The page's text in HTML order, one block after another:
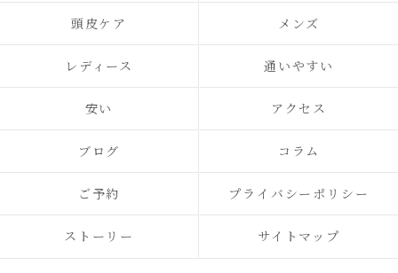
頭皮ケア メンズ
レディース 通いやすい
安い アクセス
ブログ コラム
ご予約 プライバシーポリシー
ストーリー サイトマップ